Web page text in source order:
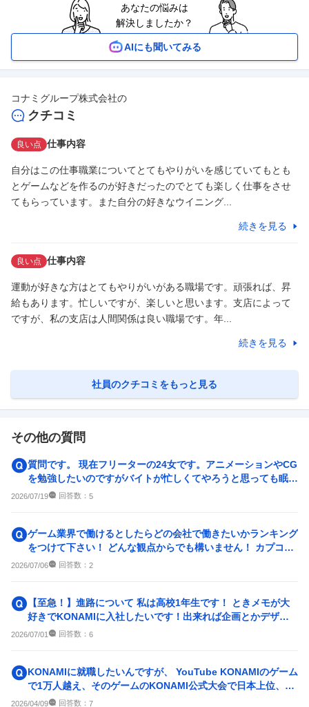
あなたの悩みは
解決しましたか？
AIにも聞いてみる
コナミグループ株式会社の
クチコミ
良い点 仕事内容
自分はこの仕事職業についてとてもやりがいを感じていてもとも
とゲームなどを作るのが好きだったのでとても楽しく仕事をさせ
てもらっています。また自分の好きなウイニング...
続きを見る
良い点 仕事内容
運動が好きな方はとてもやりがいがある職場です。頑張れば、昇
給もあります。忙しいですが、楽しいと思います。支店によって
ですが、私の支店は人間関係は良い職場です。年...
続きを見る
社員のクチコミをもっと見る
その他の質問
質問です。 現在フリーターの24女です。アニメーションやCG
を勉強したいのですがバイトが忙しくてやろうと思っても眠過
ぎて寝てしまい...
2026/07/19 回答数： 5
ゲーム業界で働けるとしたらどの会社で働きたいかランキング
をつけて下さい！ どんな観点からでも構いません！ カプコン
スクエニ SEGA K
2026/07/06 回答数： 2
【至急！】進路について 私は高校1年生です！ ときメモが大
好きでKONAMIに入社したいです！出来れば企画とかデザイ
ン系の部門につきた...
2026/07/01 回答数： 6
KONAMIに就職したいんですが、 YouTube KONAMIのゲーム
で1万人越え、そのゲームのKONAMI公式大会で日本上位、そ
の...
2026/04/09 回答数： 7